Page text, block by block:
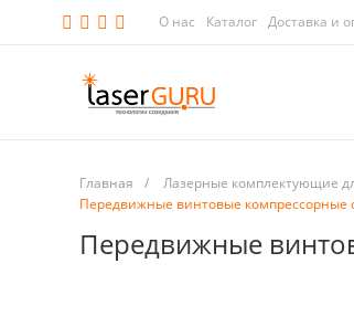
О нас Каталог Доставка и
Главная / Лазерные комплектующие
Передвижные винтовые компрессорные
Передвижные